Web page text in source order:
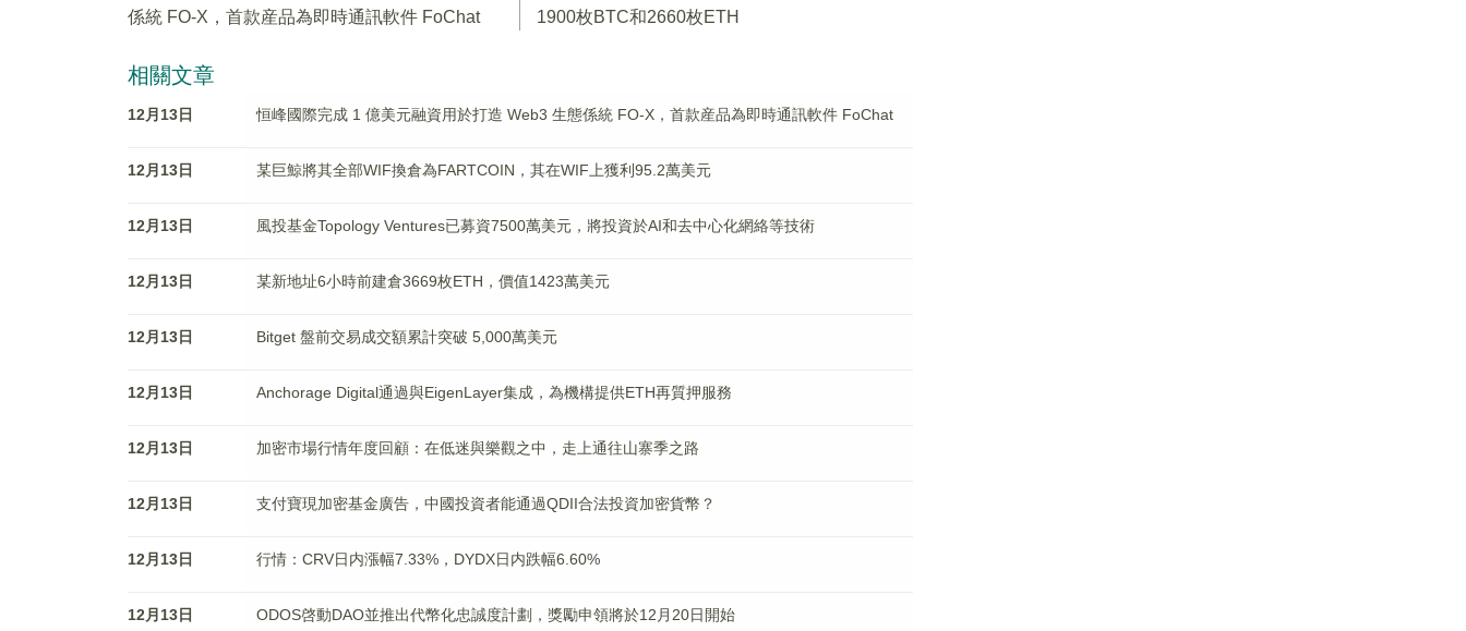
係統 FO-X，首款産品為即時通訊軟件 FoChat
1900枚BTC和2660枚ETH
相關文章
12月13日 恒峰國際完成 1 億美元融資用於打造 Web3 生態係統 FO-X，首款産品為即時通訊軟件 FoChat
12月13日 某巨鯨將其全部WIF換倉為FARTCOIN，其在WIF上獲利95.2萬美元
12月13日 風投基金Topology Ventures已募資7500萬美元，將投資於AI和去中心化網絡等技術
12月13日 某新地址6小時前建倉3669枚ETH，價值1423萬美元
12月13日 Bitget 盤前交易成交額累計突破 5,000萬美元
12月13日 Anchorage Digital通過與EigenLayer集成，為機構提供ETH再質押服務
12月13日 加密市場行情年度回顧：在低迷與樂觀之中，走上通往山寨季之路
12月13日 支付寶現加密基金廣告，中國投資者能通過QDII合法投資加密貨幣？
12月13日 行情：CRV日内漲幅7.33%，DYDX日内跌幅6.60%
12月13日 ODOS啓動DAO並推出代幣化忠誠度計劃，獎勵申領將於12月20日開始